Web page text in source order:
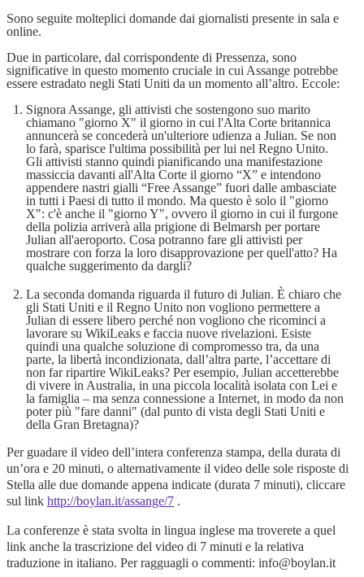
Sono seguite molteplici domande dai giornalisti presente in sala e
online.
Due in particolare, dal corrispondente di Pressenza, sono
significative in questo momento cruciale in cui Assange potrebbe
essere estradato negli Stati Uniti da un momento all’altro. Eccole:
Signora Assange, gli attivisti che sostengono suo marito
chiamano "giorno X" il giorno in cui l'Alta Corte britannica
annuncerà se concederà un'ulteriore udienza a Julian. Se non
lo farà, sparisce l'ultima possibilità per lui nel Regno Unito.
Gli attivisti stanno quindi pianificando una manifestazione
massiccia davanti all'Alta Corte il giorno “X” e intendono
appendere nastri gialli “Free Assange” fuori dalle ambasciate
in tutti i Paesi di tutto il mondo. Ma questo è solo il "giorno
X": c'è anche il "giorno Y", ovvero il giorno in cui il furgone
della polizia arriverà alla prigione di Belmarsh per portare
Julian all'aeroporto. Cosa potranno fare gli attivisti per
mostrare con forza la loro disapprovazione per quell'atto? Ha
qualche suggerimento da dargli?
La seconda domanda riguarda il futuro di Julian. È chiaro che
gli Stati Uniti e il Regno Unito non vogliono permettere a
Julian di essere libero perché non vogliono che ricominci a
lavorare su WikiLeaks e faccia nuove rivelazioni. Esiste
quindi una qualche soluzione di compromesso tra, da una
parte, la libertà incondizionata, dall’altra parte, l’accettare di
non far ripartire WikiLeaks? Per esempio, Julian accetterebbe
di vivere in Australia, in una piccola località isolata con Lei e
la famiglia – ma senza connessione a Internet, in modo da non
poter più "fare danni" (dal punto di vista degli Stati Uniti e
della Gran Bretagna)?
Per guadare il video dell’intera conferenza stampa, della durata di
un’ora e 20 minuti, o alternativamente il video delle sole risposte di
Stella alle due domande appena indicate (durata 7 minuti), cliccare
sul link http://boylan.it/assange/7 .
La conferenze è stata svolta in lingua inglese ma troverete a quel
link anche la trascrizione del video di 7 minuti e la relativa
traduzione in italiano. Per ragguagli o commenti: info@boylan.it